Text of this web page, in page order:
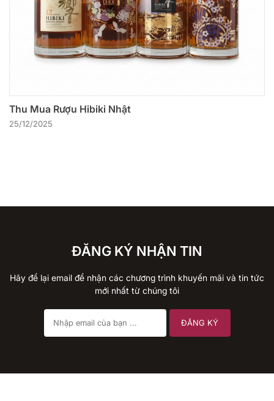
Thu Mua Rượu Hibiki Nhật
25/12/2025
ĐĂNG KÝ NHẬN TIN
Hãy để lại email để nhận các chương trình khuyến mãi và tin tức
mới nhất từ chúng tôi